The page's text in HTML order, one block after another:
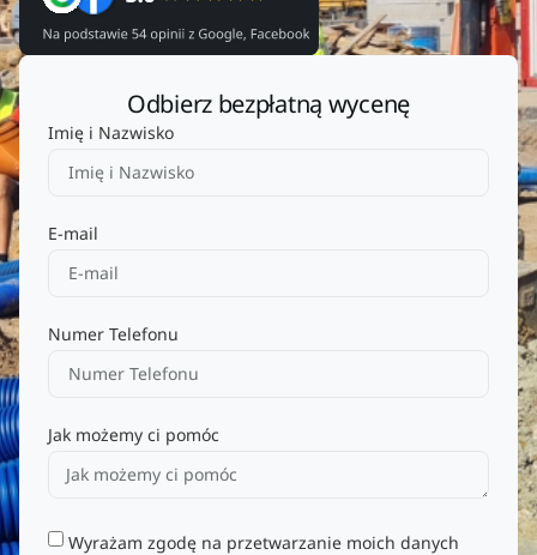
Odbierz bezpłatną wycenę
Imię i Nazwisko
E-mail
Numer Telefonu
Jak możemy ci pomóc
Wyrażam zgodę na przetwarzanie moich danych